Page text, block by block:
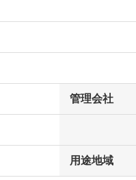
管理会社
用途地域